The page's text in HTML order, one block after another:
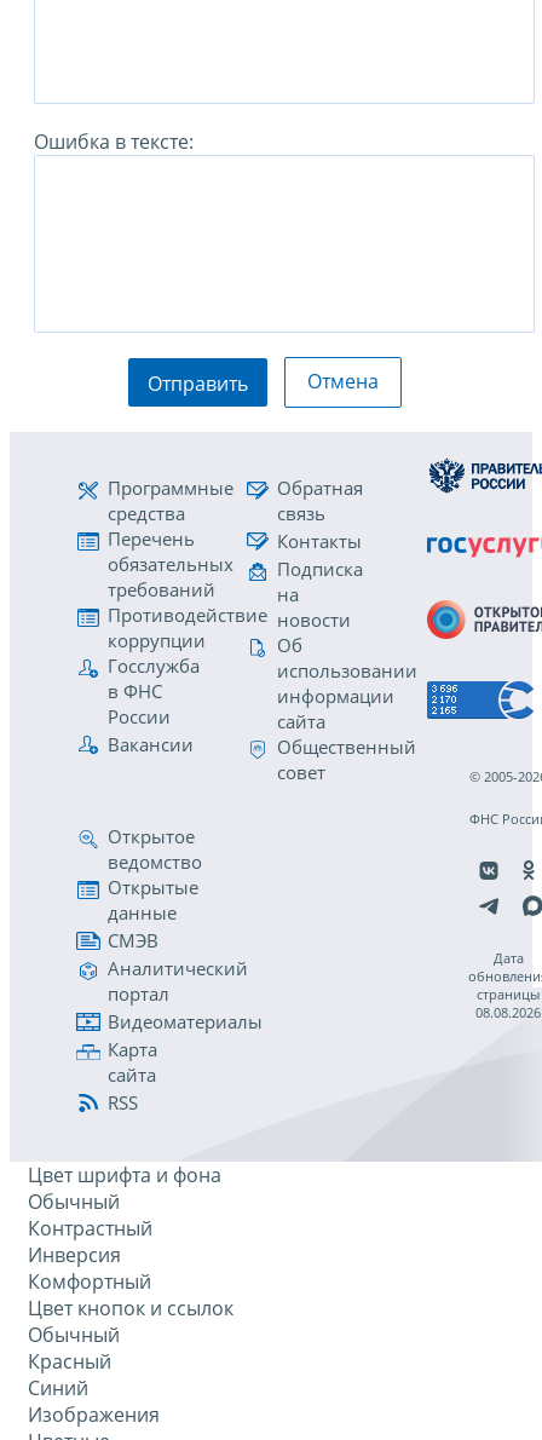
Ошибка в тексте:
Отправить Отмена
Программные
средства
Перечень
обязательных
требований
Противодействие
коррупции
Госслужба
в ФНС
России
Вакансии
Обратная
связь
Контакты
Подписка
на
новости
Об
использовании
информации
сайта
Общественный
совет
Открытое
ведомство
Открытые
данные
СМЭВ
Аналитический
портал
Видеоматериалы
Карта
сайта
RSS
© 2005-
ФНС
Дата
страницы
08.08.2026
Цвет шрифта и фона
Обычный
Контрастный
Инверсия
Комфортный
Цвет кнопок и ссылок
Обычный
Красный
Синий
Изображения